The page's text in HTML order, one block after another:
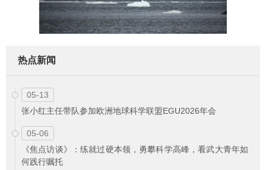
热点新闻
05-13
张小红主任带队参加欧洲地球科学联盟EGU2026年会
05-06
《焦点访谈》：练就过硬本领，勇攀科学高峰，看武大青年如
何践行嘱托